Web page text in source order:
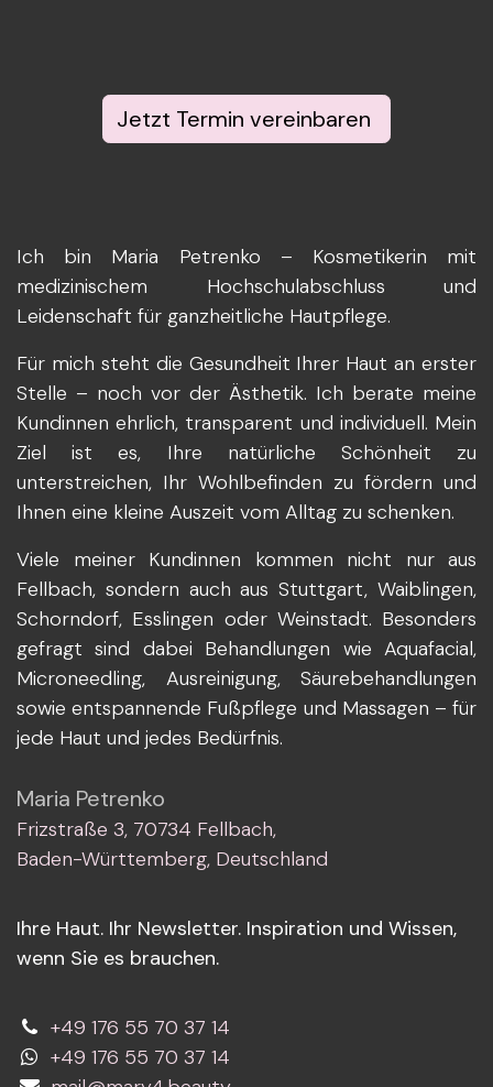
Jetzt Termin vereinbaren
Ich bin Maria Petrenko – Kosmetikerin mit
medizinischem Hochschulabschluss und
Leidenschaft für ganzheitliche Hautpflege.
Für mich steht die Gesundheit Ihrer Haut an erster
Stelle – noch vor der Ästhetik. Ich berate meine
Kundinnen ehrlich, transparent und individuell. Mein
Ziel ist es, Ihre natürliche Schönheit zu
unterstreichen, Ihr Wohlbefinden zu fördern und
Ihnen eine kleine Auszeit vom Alltag zu schenken.
Viele meiner Kundinnen kommen nicht nur aus
Fellbach, sondern auch aus Stuttgart, Waiblingen,
Schorndorf, Esslingen oder Weinstadt. Besonders
gefragt sind dabei Behandlungen wie Aquafacial,
Microneedling, Ausreinigung, Säurebehandlungen
sowie entspannende Fußpflege und Massagen – für
jede Haut und jedes Bedürfnis.
Maria Petrenko
Frizstraße 3, 70734 Fellbach,
Baden-Württemberg, Deutschland
Ihre Haut. Ihr Newsletter. Inspiration und Wissen,
wenn Sie es brauchen.
+49 176 55 70 37 14
+49 176 55 70 37 14